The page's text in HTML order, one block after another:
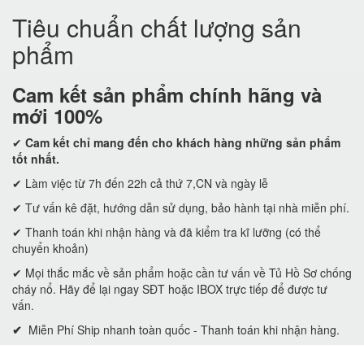
Tiêu chuẩn chất lượng sản
phẩm
Cam kết sản phẩm chính hãng và
mới 100%
✔ Cam kết chỉ mang đến cho khách hàng những sản phẩm
tốt nhất.
✔ Làm việc từ 7h đến 22h cả thứ 7,CN và ngày lễ
✔ Tư vấn kê đặt, hướng dẫn sử dụng, bảo hành tại nhà miễn phí.
✔ Thanh toán khi nhận hàng và đã kiểm tra kĩ lưỡng (có thể
chuyển khoản)
✔ Mọi thắc mắc về sản phẩm hoặc cần tư vấn về Tủ Hồ Sơ chống
cháy nổ. Hãy để lại ngay SĐT hoặc IBOX trực tiếp để được tư
vấn.
✔ Miễn Phí Ship nhanh toàn quốc - Thanh toán khi nhận hàng.